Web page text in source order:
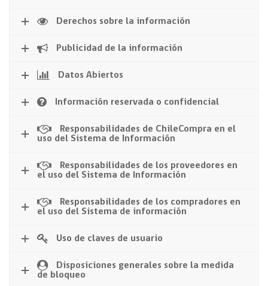
Derechos sobre la información
Publicidad de la información
Datos Abiertos
Información reservada o confidencial
Responsabilidades de ChileCompra en el
uso del Sistema de Información
Responsabilidades de los proveedores en
el uso del Sistema de Información
Responsabilidades de los compradores en
el uso del Sistema de información
Uso de claves de usuario
Disposiciones generales sobre la medida
de bloqueo